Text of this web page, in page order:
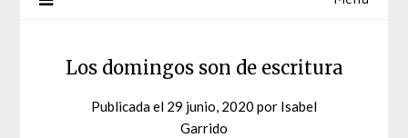
Los domingos son de escritura
Publicada el 29 junio, 2020 por Isabel
Garrido